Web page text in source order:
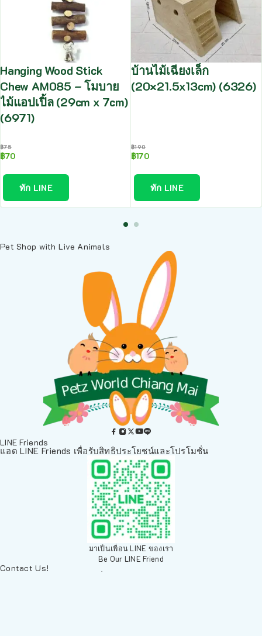
Hanging Wood Stick
Chew AM085 – โมบาย
ไม้แอปเปิ้ล (29cm x 7cm)
(6971)
฿75
฿70
ทัก LINE
บ้านไม้เฉียงเล็ก
(20×21.5x13cm) (6326)
฿190
฿170
ทัก LINE
Pet Shop with Live Animals
LINE Friends
แอด LINE Friends เพื่อรับสิทธิประโยชน์และโปรโมชั่น
มาเป็นเพื่อน LINE ของเรา
Be Our LINE Friend
Contact Us!